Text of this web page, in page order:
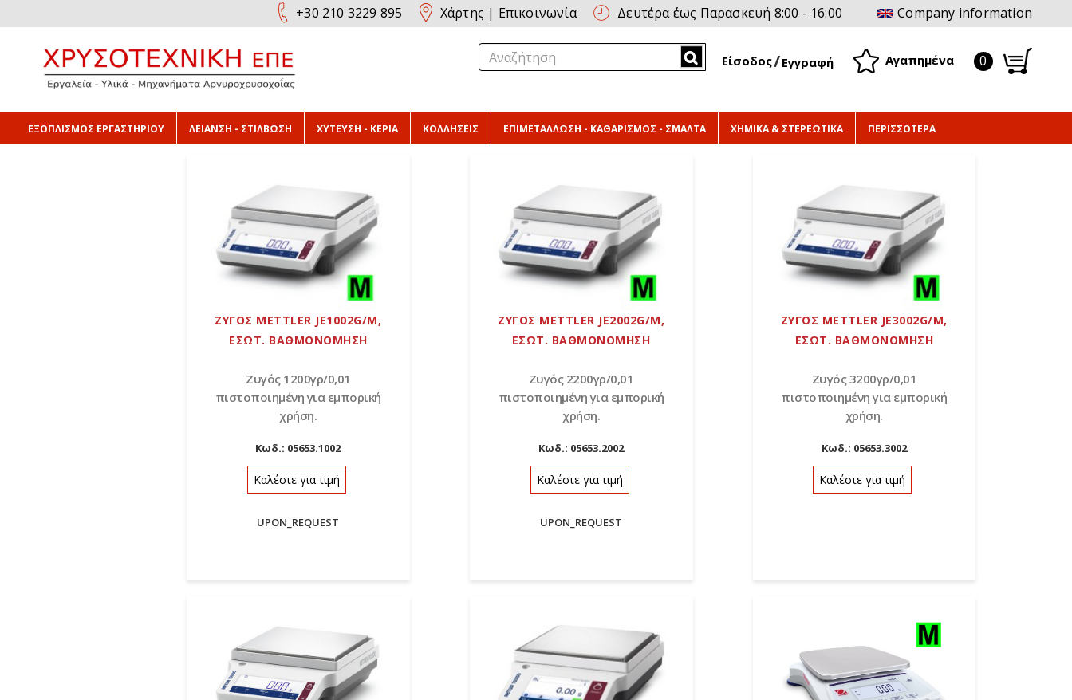
+30 210 3229 895 Χάρτης | Επικοινωνία Δευτέρα έως Παρασκευή 8:00 - 16:00 Company information
Είσοδος Εγγραφή Αγαπημένα 0
ΕΞΟΠΛΙΣΜΟΣ ΕΡΓΑΣΤΗΡΙΟΥ ΛΕΙΑΝΣΗ - ΣΤΙΛΒΩΣΗ ΧΥΤΕΥΣΗ - ΚΕΡΙΑ ΚΟΛΛΗΣΕΙΣ ΕΠΙΜΕΤΑΛΛΩΣΗ - ΚΑΘΑΡΙΣΜΟΣ - ΣΜΑΛΤΑ ΧΗΜΙΚΑ & ΣΤΕΡΕΩΤΙΚΑ ΠΕΡΙΣΣΟΤΕΡΑ
ΖΥΓΟΣ METTLER JE1002G/M,
ΕΣΩΤ. ΒΑΘΜΟΝΟΜΗΣΗ
Ζυγός 1200γρ/0,01
πιστοποιημένη για εμπορική
χρήση.
Κωδ.: 05653.1002
Καλέστε για τιμή
UPON_REQUEST
ΖΥΓΟΣ METTLER JE2002G/M,
ΕΣΩΤ. ΒΑΘΜΟΝΟΜΗΣΗ
Ζυγός 2200γρ/0,01
πιστοποιημένη για εμπορική
χρήση.
Κωδ.: 05653.2002
Καλέστε για τιμή
UPON_REQUEST
ΖΥΓΟΣ METTLER JE3002G/M,
ΕΣΩΤ. ΒΑΘΜΟΝΟΜΗΣΗ
Ζυγός 3200γρ/0,01
πιστοποιημένη για εμπορική
χρήση.
Κωδ.: 05653.3002
Καλέστε για τιμή